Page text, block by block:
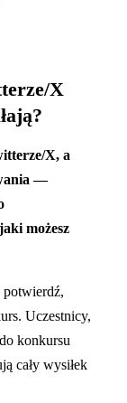
X
X, a
—
możesz
Uczestnicy,
konkursu
cały wysiłek